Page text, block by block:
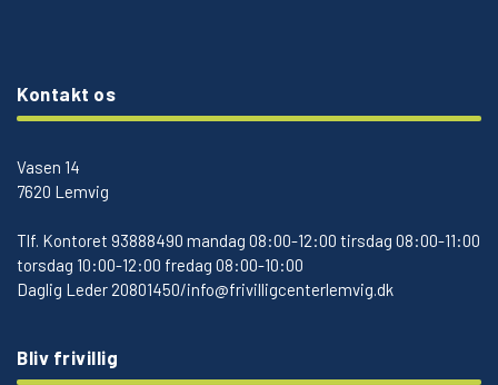
Kontakt os
Vasen 14
7620 Lemvig
Tlf. Kontoret 93888490 mandag 08:00-12:00 tirsdag 08:00-11:00
torsdag 10:00-12:00 fredag 08:00-10:00
Daglig Leder 20801450/info@frivilligcenterlemvig.dk
Bliv frivillig